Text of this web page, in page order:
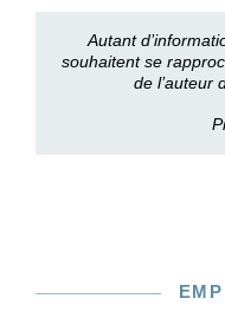
Autant
souhaitent se
de l’auteur